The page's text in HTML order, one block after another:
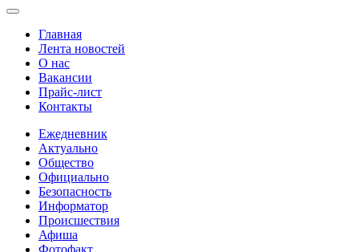
Главная
Лента новостей
О нас
Вакансии
Прайс-лист
Контакты
Ежедневник
Актуально
Общество
Официально
Безопасность
Информатор
Происшествия
Афиша
Фотофакт